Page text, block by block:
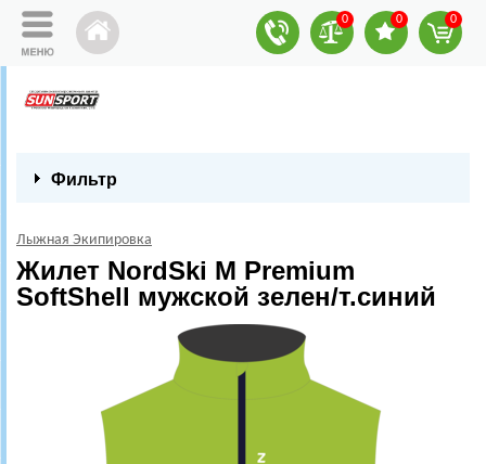
0 0 0
Фильтр
Лыжная Экипировка
Жилет NordSki M Premium
SoftShell мужской зелен/т.синий